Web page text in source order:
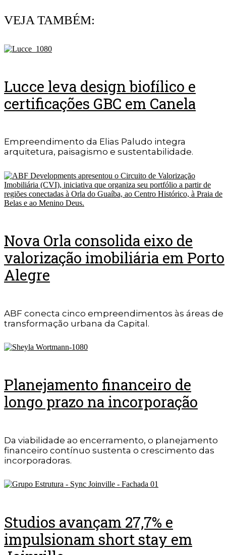
VEJA TAMBÉM:
Lucce leva design biofílico e
certificações GBC em Canela
Empreendimento da Elias Paludo integra
arquitetura, paisagismo e sustentabilidade.
Nova Orla consolida eixo de
valorização imobiliária em Porto
Alegre
ABF conecta cinco empreendimentos às áreas de
transformação urbana da Capital.
Planejamento financeiro de
longo prazo na incorporação
Da viabilidade ao encerramento, o planejamento
financeiro contínuo sustenta o crescimento das
incorporadoras.
Studios avançam 27,7% e
impulsionam short stay em